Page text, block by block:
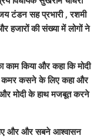
टंडन सह प्रभारी , रशमी
हजारों की संख्या में लोगों ने
किया और कहा कि मोदी
को कमर कसने के लिए कहा और
और मोदी के हाथ मजबूत करने
गए और और सबने आश्वासन